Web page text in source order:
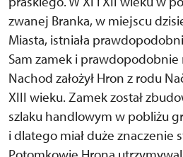
zwanej Branka, w miejscu
Miasta, istniała
Sam zamek i
Nachod założył Hron z rodu
XIII wieku. Zamek został
szlaku handlowym w pobliżu
i dlatego miał duże znaczenie